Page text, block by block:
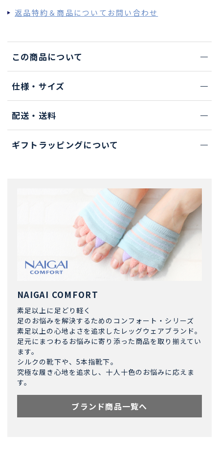
返品特約＆商品についてお問い合わせ
この商品について
仕様・サイズ
配送・送料
ギフトラッピングについて
NAIGAI COMFORT
素足以上に足どり軽く
足のお悩みを解決するためのコンフォート・シリーズ
素足以上の心地よさを追求したレッグウェアブランド。
足元にまつわるお悩みに寄り添った商品を取り揃えてい
ます。
シルクの靴下や、5本指靴下。
究極な履き心地を追求し、十人十色のお悩みに応えま
す。
ブランド商品一覧へ